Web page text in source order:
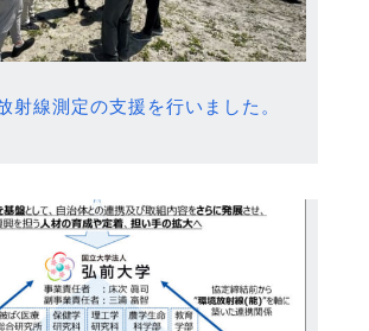
射線測定の支援を行いました。